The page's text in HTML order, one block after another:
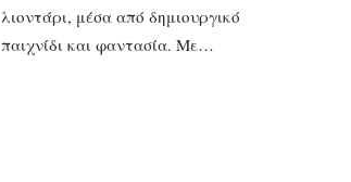
λιοντάρι, μέσα από δημιουργικό
παιχνίδι και φαντασία. Με…